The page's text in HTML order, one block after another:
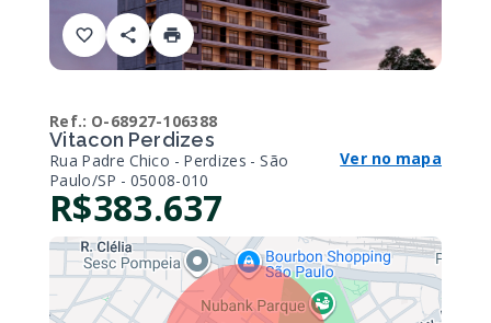
Ref.: O-68927-106388
Vitacon Perdizes
Rua Padre Chico - Perdizes - São
Paulo/SP - 05008-010
Ver no mapa
R$383.637